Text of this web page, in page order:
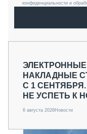
конфиденциальности и
НАКЛАДНЫЕ
С 1
НЕ УСПЕТЬ К
6 августа 2026Новости